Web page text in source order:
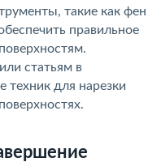
такие как фен
правильное
статьям в
техник для нарезки